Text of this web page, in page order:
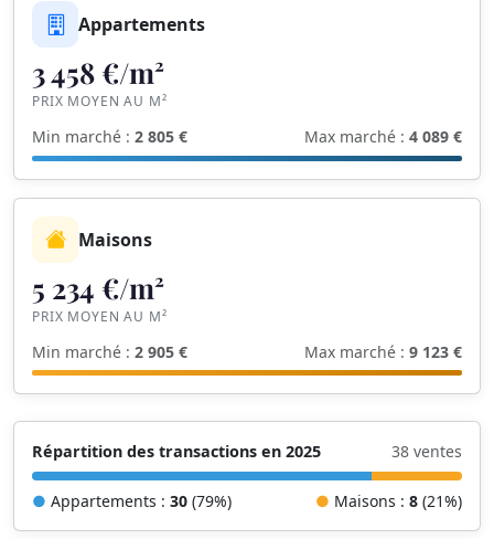
Appartements
3 458 €/m²
PRIX MOYEN AU M²
Min marché : 2 805 € Max marché : 4 089 €
Maisons
5 234 €/m²
PRIX MOYEN AU M²
Min marché : 2 905 € Max marché : 9 123 €
Répartition des transactions en 2025 38 ventes
● Appartements : 30 (79%) ● Maisons : 8 (21%)